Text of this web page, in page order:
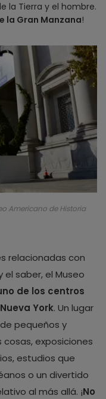
la Tierra y el hombre.
la Gran Manzana!
Americano de Historia
relacionadas con
saber, el Museo
de los centros
York. Un lugar
pequeños y
exposiciones
estudios que
o un divertido
al más allá. ¡No